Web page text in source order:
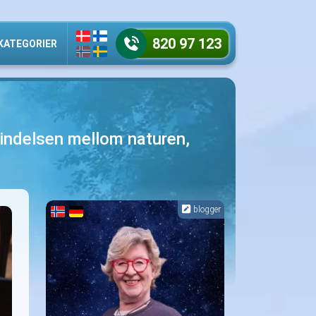
KATEGORIER 820 97 123
mellom naturen,
blogger